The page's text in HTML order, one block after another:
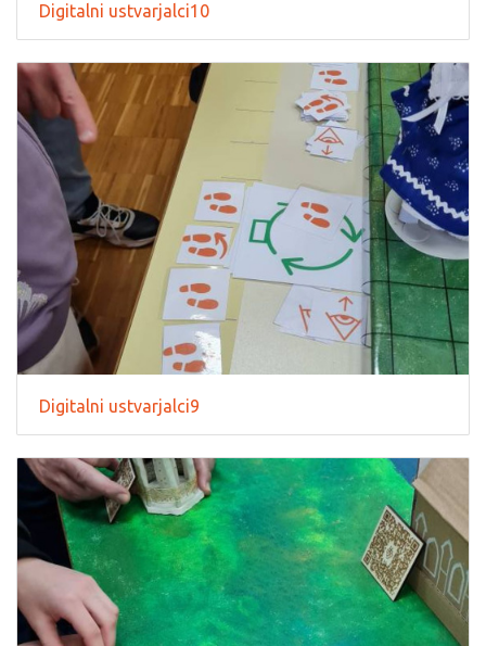
Digitalni ustvarjalci10
Digitalni ustvarjalci9